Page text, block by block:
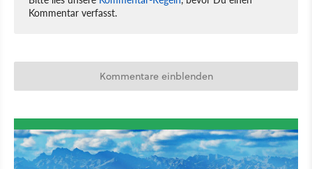
Kommentar verfasst.
Kommentare einblenden